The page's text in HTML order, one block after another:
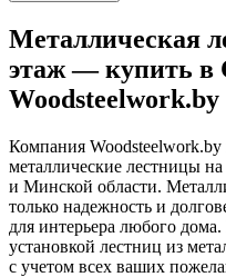
Металлическая
этаж — купить в
Woodsteelwork.by
Компания Woodsteelwork.by
металлические лестницы
и Минской области.
только надежность и
для интерьера любого
установкой лестниц из
с учетом всех ваших